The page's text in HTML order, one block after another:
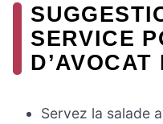
SERVICE
D’AVOCAT
Servez la salade